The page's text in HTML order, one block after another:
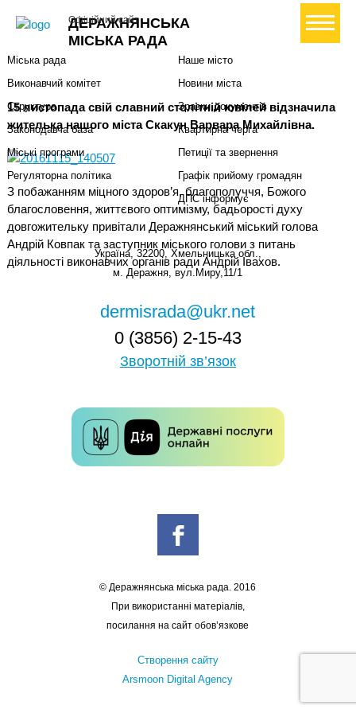
ДЕРАЖНЯНСЬКА
МІСЬКА РАДА
Офіційний сайт+ Створити петицію
15 листопада свій славний столітній ювілей відзначила
жителька нашого міста Скакун Варвара Михайлівна.
З побажанням міцного здоров’я, благополуччя, Божого
благословення, життєвого оптимізму, бадьорості духу
довгожительку привітали Деражнянський міський голова
Андрій Ковпак та заступник міського голови з питань
діяльності виконавчих органів ради Андрій Івахов.
Міський голова
Міська рада
Виконавчий комітет
Структура
Законодавча база
Міські програми
Регуляторна політика
Наше місто
Новини міста
Зразки документів
Квартирна черга
Петиції та звернення
Графік прийому громадян
ДПС інформує
Україна, 32200, Хмельницька обл.,
м. Деражня, вул.Миру,11/1
dermisrada@ukr.net
0 (3856) 2-15-43
Зворотній зв’язок
© Деражнянська міська рада. 2016
При використанні матеріалів,
посилання на сайт обов’язкове
Створення сайту
Arsmoon Digital Agency